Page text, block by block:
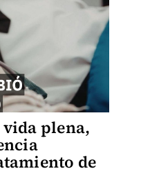
vida plena,
de